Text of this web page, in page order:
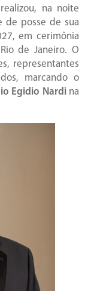
realizou, na noite
de posse de sua
em cerimônia
de Janeiro. O
representantes
marcando o
Egidio Nardina